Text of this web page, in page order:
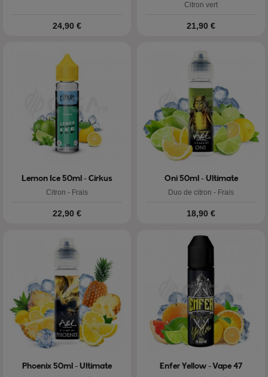
Prix
24,90 €
Citron vert
Prix
21,90 €
Lemon Ice 50ml - Cirkus
Citron - Frais
Prix
22,90 €
Oni 50ml - Ultimate
Duo de citron - Frais
Prix
18,90 €
Phoenix 50ml - Ultimate Enfer Yellow - Vape 47